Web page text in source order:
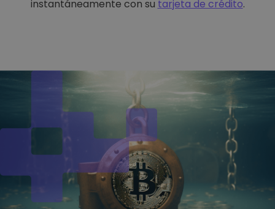
instantáneamente con su tarjeta de crédito.